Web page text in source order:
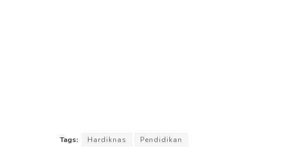
Tags: Hardiknas Pendidikan